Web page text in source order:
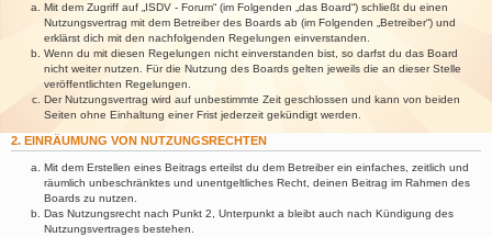
Mit dem Zugriff auf „ISDV - Forum“ (im Folgenden „das Board“) schließt du einen
Nutzungsvertrag mit dem Betreiber des Boards ab (im Folgenden „Betreiber“) und
erklärst dich mit den nachfolgenden Regelungen einverstanden.
Wenn du mit diesen Regelungen nicht einverstanden bist, so darfst du das Board
nicht weiter nutzen. Für die Nutzung des Boards gelten jeweils die an dieser Stelle
veröffentlichten Regelungen.
Der Nutzungsvertrag wird auf unbestimmte Zeit geschlossen und kann von beiden
Seiten ohne Einhaltung einer Frist jederzeit gekündigt werden.
2. EINRÄUMUNG VON NUTZUNGSRECHTEN
Mit dem Erstellen eines Beitrags erteilst du dem Betreiber ein einfaches, zeitlich und
räumlich unbeschränktes und unentgeltliches Recht, deinen Beitrag im Rahmen des
Boards zu nutzen.
Das Nutzungsrecht nach Punkt 2, Unterpunkt a bleibt auch nach Kündigung des
Nutzungsvertrages bestehen.